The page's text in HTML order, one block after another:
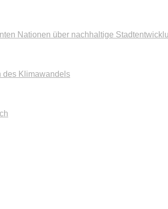
Nationen über nachhaltige
des Klimawandels